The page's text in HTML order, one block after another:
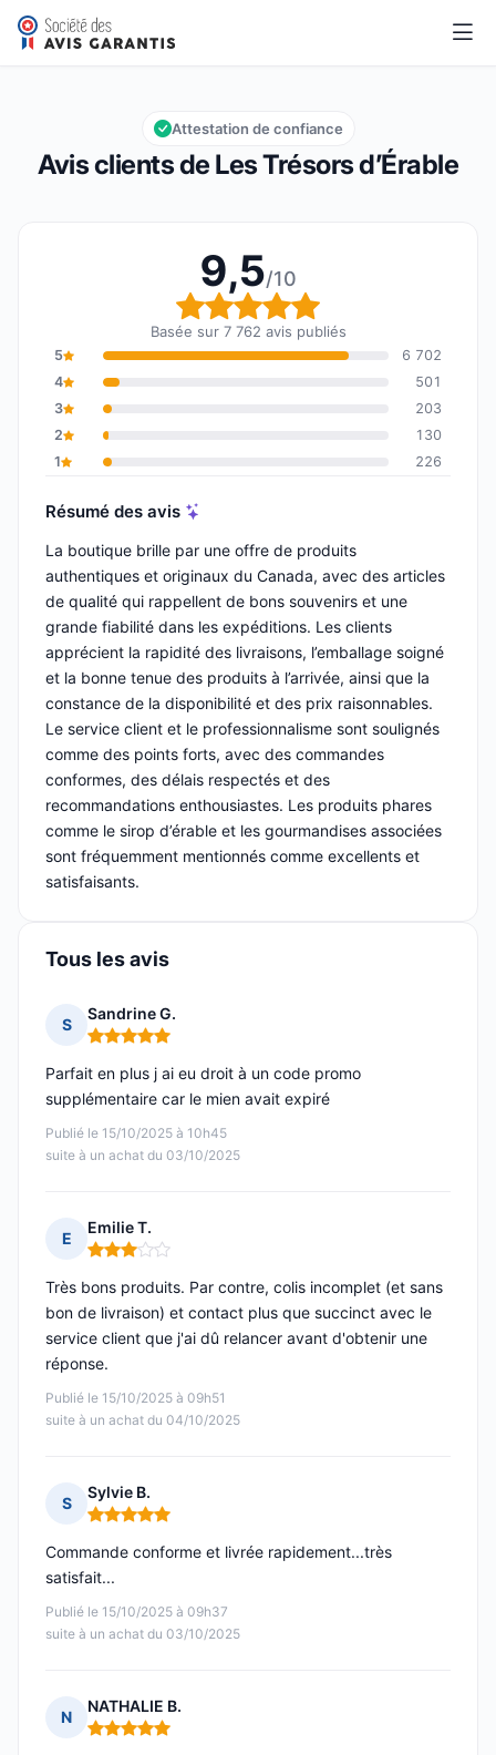
Les Trésors d’Érable
Note globale : 9,5 sur 10
9,5/10
Avis clients de Les Trésors d’Érable
Attestation de confiance
9,5/10
Note globale : 9,5 sur
Basée sur 7 762 avis publiés
5
6 702
4
501
3
203
2
130
1
226
Résumé des avis
La boutique brille par une offre de produits
authentiques et originaux du Canada, avec des articles
de qualité qui rappellent de bons souvenirs et une
grande fiabilité dans les expéditions. Les clients
apprécient la rapidité des livraisons, l’emballage soigné
et la bonne tenue des produits à l’arrivée, ainsi que la
constance de la disponibilité et des prix raisonnables.
Le service client et le professionnalisme sont soulignés
comme des points forts, avec des commandes
conformes, des délais respectés et des
recommandations enthousiastes. Les produits phares
comme le sirop d’érable et les gourmandises associées
sont fréquemment mentionnés comme excellents et
satisfaisants.
Tous les avis
S
Sandrine G.
Note : 5 sur 5
Publié le 15/10/2025 à 10h45
suite à un achat du 03/10/2025
Parfait en plus j ai eu droit à un code promo
supplémentaire car le mien avait expiré
E
Emilie T.
Note : 3 sur 5
Publié le 15/10/2025 à 09h51
suite à un achat du 04/10/2025
Très bons produits. Par contre, colis incomplet (et sans
bon de livraison) et contact plus que succinct avec le
service client que j'ai dû relancer avant d'obtenir une
réponse.
S
Sylvie B.
Note : 5 sur 5
Publié le 15/10/2025 à 09h37
suite à un achat du 03/10/2025
Commande conforme et livrée rapidement...très
satisfait...
N
NATHALIE B.
Note : 5 sur 5